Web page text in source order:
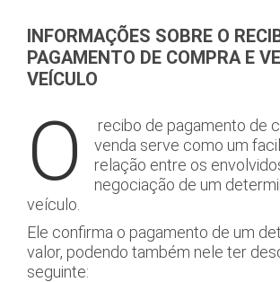
INFORMAÇÕES SOBRE O
PAGAMENTO DE COMPRA E
VEÍCULO
O
recibo de pagamento de
venda serve como um
relação entre os
negociação de um
veículo.
Ele confirma o pagamento de um
valor, podendo também nele ter
seguinte: